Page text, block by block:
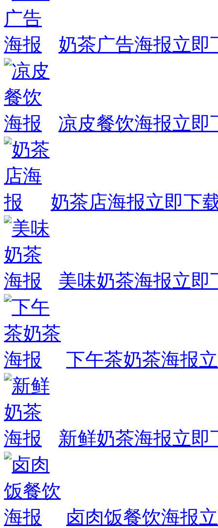
奶茶广告海报立即
凉皮餐饮海报立即
奶茶店海报立即下
美味奶茶海报立即
下午茶奶茶海报
新鲜奶茶海报立即
卤肉饭餐饮海报